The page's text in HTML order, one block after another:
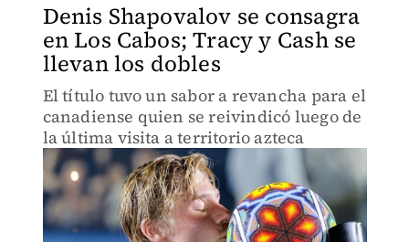
Denis Shapovalov se consagra
en Los Cabos; Tracy y Cash se
llevan los dobles
El título tuvo un sabor a revancha para el
canadiense quien se reivindicó luego de
la última visita a territorio azteca